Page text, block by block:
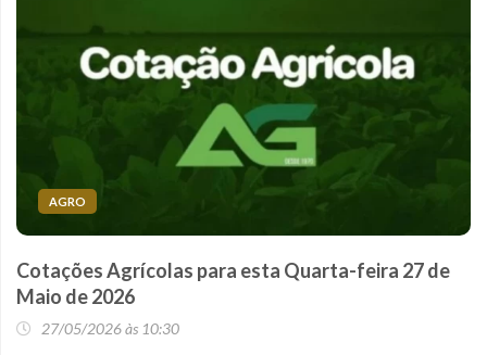
AGRO
Cotações Agrícolas para esta Quarta-feira 27 de
Maio de 2026
27/05/2026 às 10:30